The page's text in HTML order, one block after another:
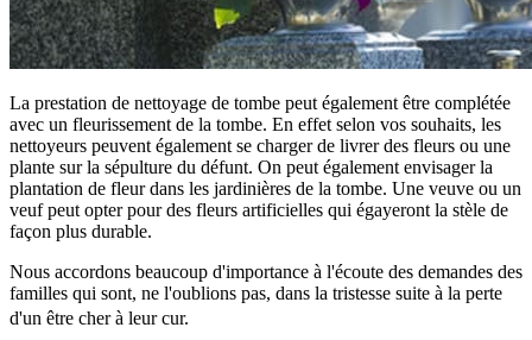
La prestation de nettoyage de tombe peut également être complétée
avec un fleurissement de la tombe. En effet selon vos souhaits, les
nettoyeurs peuvent également se charger de livrer des fleurs ou une
plante sur la sépulture du défunt. On peut également envisager la
plantation de fleur dans les jardinières de la tombe. Une veuve ou un
veuf peut opter pour des fleurs artificielles qui égayeront la stèle de
façon plus durable.
Nous accordons beaucoup d'importance à l'écoute des demandes des
familles qui sont, ne l'oublions pas, dans la tristesse suite à la perte
d'un être cher à leur cur.